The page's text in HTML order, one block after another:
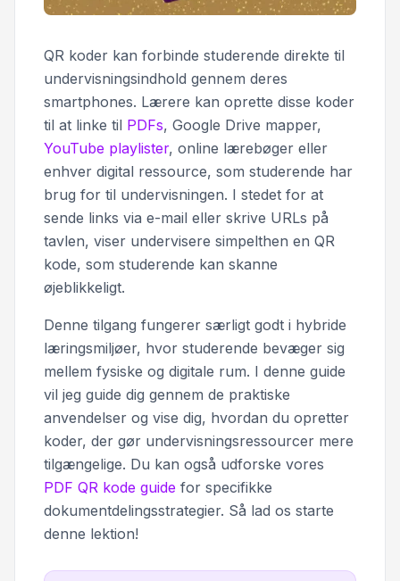
QR koder kan forbinde studerende direkte til
undervisningsindhold gennem deres
smartphones. Lærere kan oprette disse koder
til at linke til PDFs, Google Drive mapper,
YouTube playlister, online lærebøger eller
enhver digital ressource, som studerende har
brug for til undervisningen. I stedet for at
sende links via e-mail eller skrive URLs på
tavlen, viser undervisere simpelthen en QR
kode, som studerende kan skanne
øjeblikkeligt.
Denne tilgang fungerer særligt godt i hybride
læringsmiljøer, hvor studerende bevæger sig
mellem fysiske og digitale rum. I denne guide
vil jeg guide dig gennem de praktiske
anvendelser og vise dig, hvordan du opretter
koder, der gør undervisningsressourcer mere
tilgængelige. Du kan også udforske vores
PDF QR kode guide for specifikke
dokumentdelingsstrategier. Så lad os starte
denne lektion!